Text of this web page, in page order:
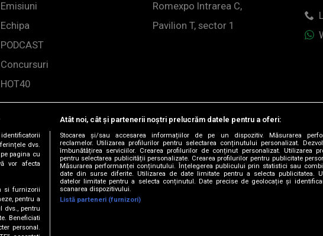
Emisiuni
Echipa
PODCAST
Concursuri
HOT40
Romexpo Intrarea C,
Pavilion T, sector 1
MEDIA INTERNATIONAL SA, Toate drepturile rezervate.
dvs.
pagina cu
vor afecta
si furnizorii
pentru a
dvs., pentru
Beneficiati
personal.
Atât noi, cât și partenerii noștri prelucrăm datele pentru a oferi:
Stocarea și/sau accesarea informațiilor de pe un dispozitiv. Măsurarea
reclamelor. Utilizarea profilurilor pentru selectarea conținutului personalizat.
îmbunătățirea serviciilor. Crearea profilurilor de conținut personalizat. Utilizarea
pentru selectarea publicității personalizate. Crearea profilurilor pentru publicitate
Măsurarea performanței conținutului. Înțelegerea publicului prin statistici sau
date din surse diferite. Utilizarea de date limitate pentru a selecta publicitatea.
datelor limitate pentru a selecta conținutul. Date precise de geolocație și
scanarea dispozitivului.
Listă parteneri (furnizori)